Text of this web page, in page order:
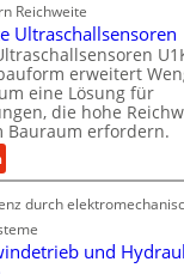
Reichweite
Ultraschallsensoren
erweitert
eine Lösung für
die hohe
Bauraum erfordern.
:
K
o
m
p
durch
und